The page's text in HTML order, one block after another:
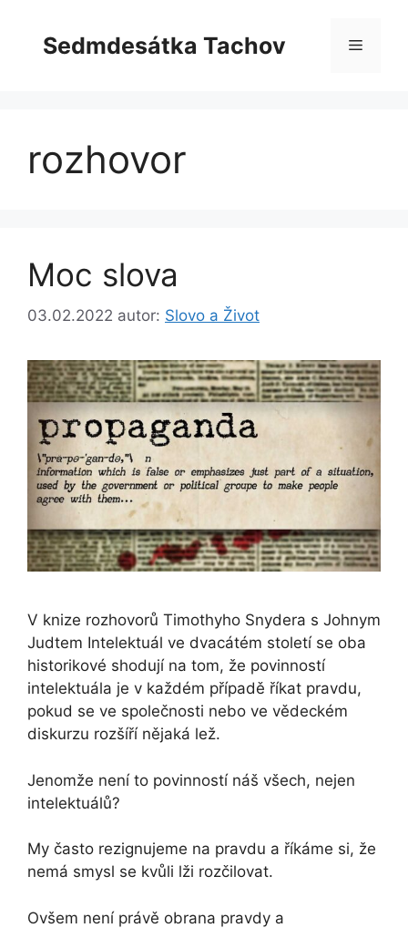
obsahSedmdesátka Tachov Menu
rozhovor
Moc slova
03.02.2022 autor: Slovo a Život
V knize rozhovorů Timothyho Snydera s Johnym
Judtem Intelektuál ve dvacátém století se oba
historikové shodují na tom, že povinností
intelektuála je v každém případě říkat pravdu,
pokud se ve společnosti nebo ve vědeckém
diskurzu rozšíří nějaká lež.
Jenomže není to povinností náš všech, nejen
intelektuálů?
My často rezignujeme na pravdu a říkáme si, že
nemá smysl se kvůli lži rozčilovat.
Ovšem není právě obrana pravdy a